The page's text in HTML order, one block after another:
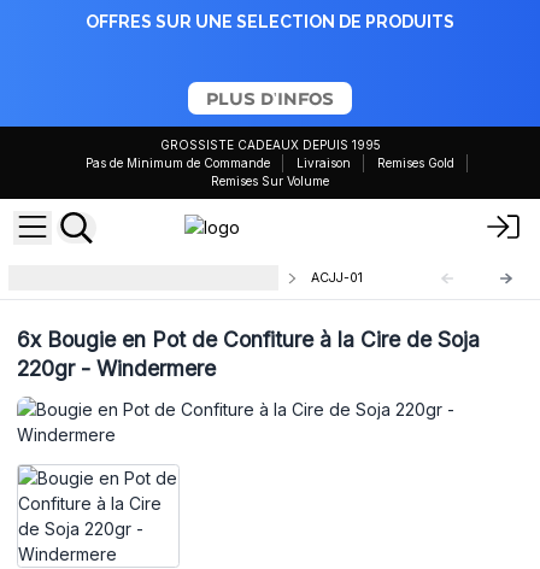
OFFRES SUR UNE SELECTION DE PRODUITS
PLUS D'INFOS
GROSSISTE CADEAUX DEPUIS 1995
Pas de Minimum de Commande
Livraison
Remises Gold
Remises Sur Volume
ACJJ-01
6xBougie en Pot de Confiture à la Cire de Soja
220gr - Windermere